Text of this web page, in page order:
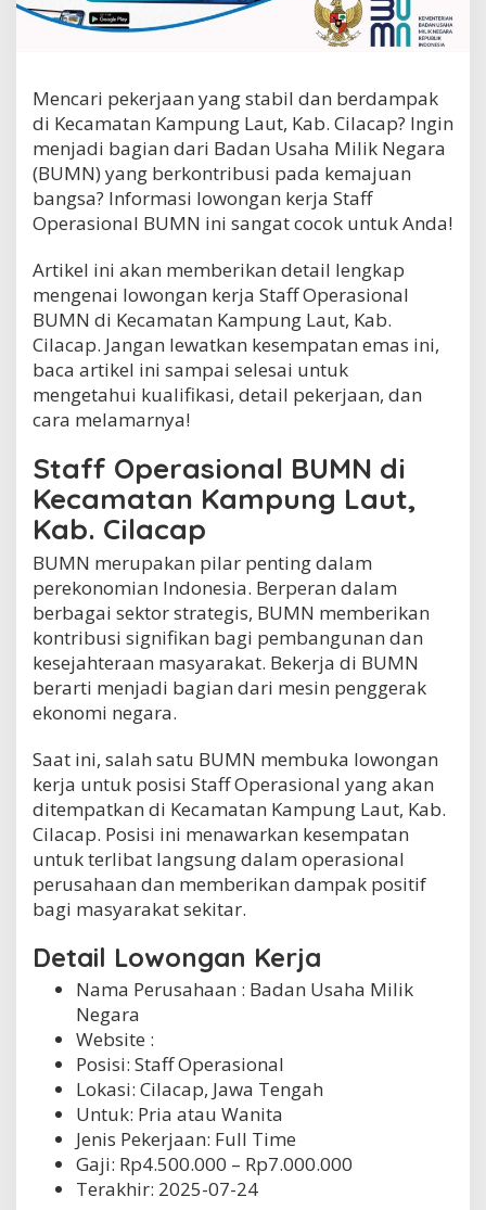
a
o
n
a
l
B
M
N
i
e
c
a
m
t
a
K
a
m
p
u
n
L
a
u
K
a
.
i
l
a
c
a
p
Mencari pekerjaan yang stabil dan berdampak
di Kecamatan Kampung Laut, Kab. Cilacap? Ingin
menjadi bagian dari Badan Usaha Milik Negara
(BUMN) yang berkontribusi pada kemajuan
bangsa? Informasi lowongan kerja Staff
Operasional BUMN ini sangat cocok untuk Anda!
Artikel ini akan memberikan detail lengkap
mengenai lowongan kerja Staff Operasional
BUMN di Kecamatan Kampung Laut, Kab.
Cilacap. Jangan lewatkan kesempatan emas ini,
baca artikel ini sampai selesai untuk
mengetahui kualifikasi, detail pekerjaan, dan
cara melamarnya!
Staff Operasional BUMN di
Kecamatan Kampung Laut,
Kab. Cilacap
BUMN merupakan pilar penting dalam
perekonomian Indonesia. Berperan dalam
berbagai sektor strategis, BUMN memberikan
kontribusi signifikan bagi pembangunan dan
kesejahteraan masyarakat. Bekerja di BUMN
berarti menjadi bagian dari mesin penggerak
ekonomi negara.
Saat ini, salah satu BUMN membuka lowongan
kerja untuk posisi Staff Operasional yang akan
ditempatkan di Kecamatan Kampung Laut, Kab.
Cilacap. Posisi ini menawarkan kesempatan
untuk terlibat langsung dalam operasional
perusahaan dan memberikan dampak positif
bagi masyarakat sekitar.
Detail Lowongan Kerja
Nama Perusahaan : Badan Usaha Milik
Negara
Website :
Posisi: Staff Operasional
Lokasi: Cilacap, Jawa Tengah
Untuk: Pria atau Wanita
Jenis Pekerjaan: Full Time
Gaji: Rp4.500.000 – Rp7.000.000
Terakhir: 2025-07-24